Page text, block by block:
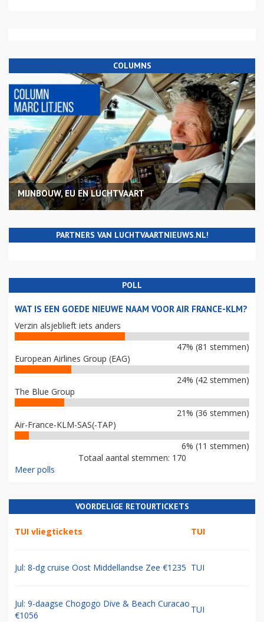
COLUMNS
MIJNBOUW, EU EN LUCHTVAART
PARTNERS VAN LUCHTVAARTNIEUWS.NL!
POLL
WAT IS EEN GOEDE NIEUWE NAAM VOOR AIR FRANCE-KLM?
Verzin alsjeblieft iets anders
47% (81 stemmen)
European Airlines Group (EAG)
24% (42 stemmen)
The Blue Group
21% (36 stemmen)
Air-France-KLM-SAS(-TAP)
6% (11 stemmen)
Totaal aantal stemmen: 170
Meer polls
VOORDELIGE RETOURTICKETS
TUI vliegtickets TUI
Jul: 8-dg cruise Oost Middellandse Zee €1235 TUI
Jul: 9-daagse Chogogo Dive & Beach Curacao
€1056
TUI